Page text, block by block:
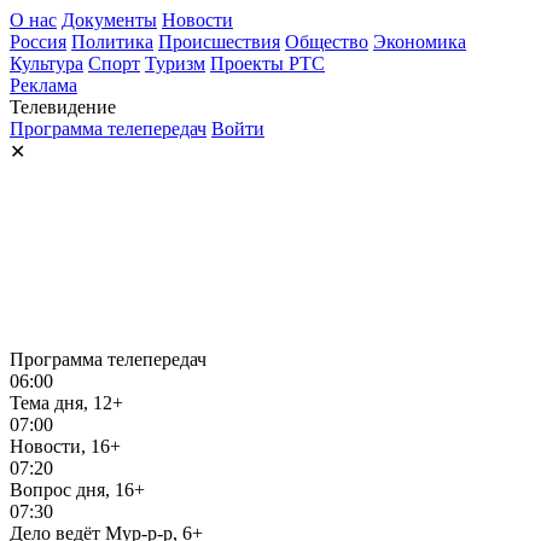
О нас Документы Новости
Россия Политика Происшествия Общество Экономика
Культура Спорт Туризм Проекты РТС
Реклама
Телевидение
Программа телепередач Войти
✕
Программа телепередач
06:00
Тема дня, 12+
07:00
Новости, 16+
07:20
Вопрос дня, 16+
07:30
Дело ведёт Мур-р-р, 6+